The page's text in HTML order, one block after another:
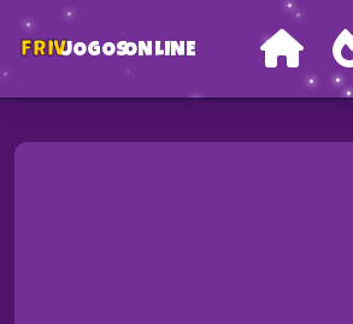
FRIVJOGOSONLINE